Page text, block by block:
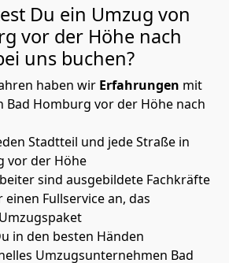
Du ein Umzug von
vor der Höhe nach
uns buchen?
haben wir Erfahrungen mit
Bad Homburg vor der Höhe nach
Stadtteil und jede Straße in
vor der Höhe
sind ausgebildete Fachkräfte
Fullservice an, das
in den besten Händen
Umzugsunternehmen Bad